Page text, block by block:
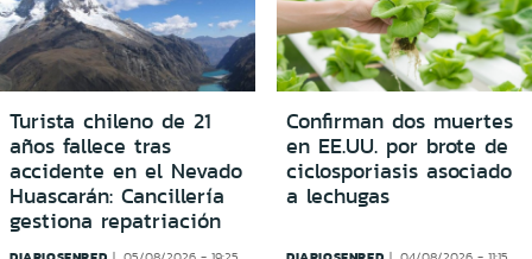
Turista chileno de 21
años fallece tras
accidente en el Nevado
Huascarán: Cancillería
gestiona repatriación
Confirman dos muertes
en EE.UU. por brote de
ciclosporiasis asociado
a lechugas